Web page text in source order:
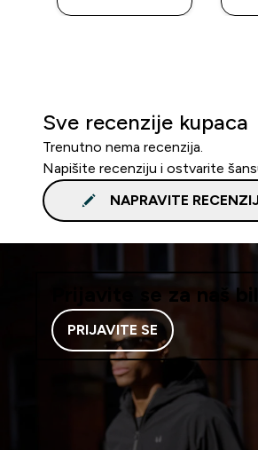
Sve recenzije kupaca
Trenutno nema recenzija.
Napišite recenziju i ostvarite
NAPRAVITE
Prijavite se za naš
PRIJAVITE SE